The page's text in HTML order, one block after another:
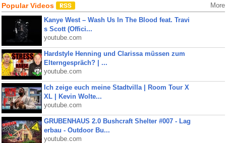
Popular Videos More
Kanye West – Wash Us In The Blood feat. Travi
s Scott (Offici...
youtube.com
Hardstyle Henning und Clarissa müssen zum
Elterngespräch? | ...
youtube.com
Ich zeige euch meine Stadtvilla | Room Tour X
XL | Kevin Wolte...
youtube.com
GRUBENHAUS 2.0 Bushcraft Shelter #007 - Lag
erbau - Outdoor Bu...
youtube.com